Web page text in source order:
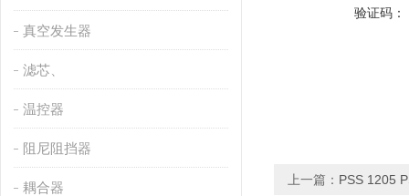
真空发生器
滤芯、
温控器
阻尼阻挡器
耦合器
验证码：
上一篇： PSS 1205